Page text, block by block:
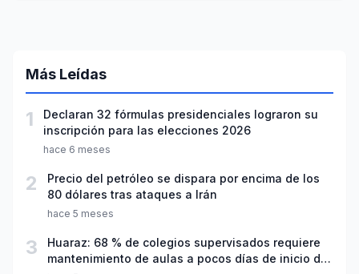
Más Leídas
1
Declaran 32 fórmulas presidenciales lograron su
inscripción para las elecciones 2026
hace 6 meses
2
Precio del petróleo se dispara por encima de los
80 dólares tras ataques a Irán
hace 5 meses
3
Huaraz: 68 % de colegios supervisados requiere
mantenimiento de aulas a pocos días de inicio del